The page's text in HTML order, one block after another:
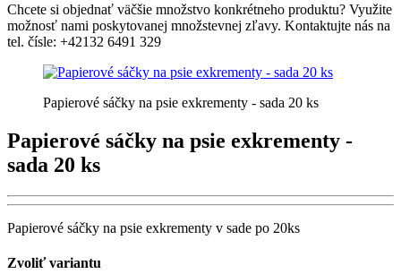
Chcete si objednať väčšie množstvo konkrétneho produktu? Využite
možnosť nami poskytovanej množstevnej zľavy. Kontaktujte nás na
tel. čísle: +42132 6491 329
Papierové sáčky na psie exkrementy - sada 20 ks
Papierové sáčky na psie exkrementy -
sada 20 ks
Papierové sáčky na psie exkrementy v sade po 20ks
Zvoliť variantu